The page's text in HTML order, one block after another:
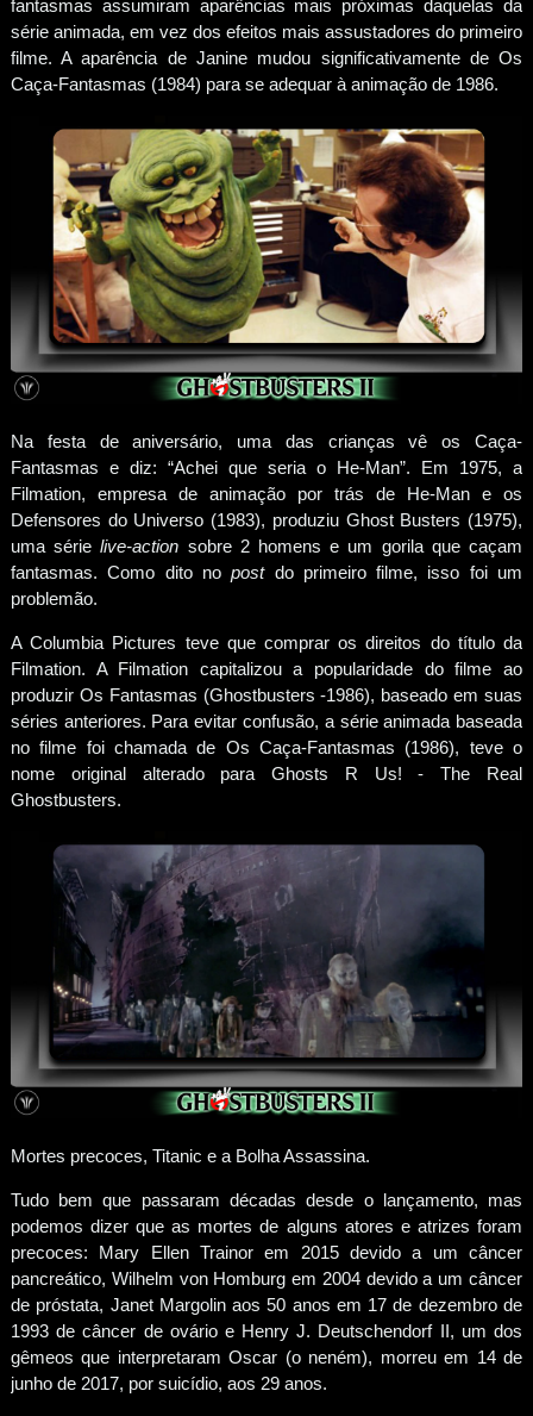
fantasmas assumiram aparências mais próximas daquelas da
série animada, em vez dos efeitos mais assustadores do primeiro
filme. A aparência de Janine mudou significativamente de Os
Caça-Fantasmas (1984) para se adequar à animação de 1986.
Na festa de aniversário, uma das crianças vê os Caça-
Fantasmas e diz: “Achei que seria o He-Man”. Em 1975, a
Filmation, empresa de animação por trás de He-Man e os
Defensores do Universo (1983), produziu Ghost Busters (1975),
uma sérielive-action sobre 2 homens e um gorila que caçam
fantasmas. Como dito nopost do primeiro filme, isso foi um
problemão.
A Columbia Pictures teve que comprar os direitos do título da
Filmation. A Filmation capitalizou a popularidade do filme ao
produzir Os Fantasmas (Ghostbusters -1986), baseado em suas
séries anteriores. Para evitar confusão, a série animada baseada
no filme foi chamada de Os Caça-Fantasmas (1986), teve o
nome original alterado para Ghosts R Us! - The Real
Ghostbusters.
Mortes precoces, Titanic e a Bolha Assassina.
Tudo bem que passaram décadas desde o lançamento, mas
podemos dizer que as mortes de alguns atores e atrizes foram
precoces: Mary Ellen Trainor em 2015 devido a um câncer
pancreático, Wilhelm von Homburg em 2004 devido a um câncer
de próstata, Janet Margolin aos 50 anos em 17 de dezembro de
1993 de câncer de ovário e Henry J. Deutschendorf II, um dos
gêmeos que interpretaram Oscar (o neném), morreu em 14 de
junho de 2017, por suicídio, aos 29 anos.